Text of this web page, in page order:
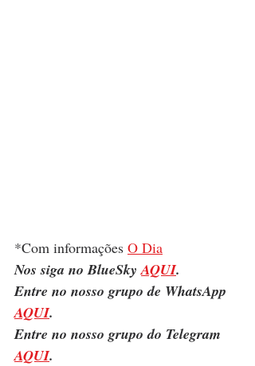
*Com informações O Dia
Nos siga no BlueSky AQUI.
Entre no nosso grupo de WhatsApp
AQUI.
Entre no nosso grupo do Telegram
AQUI.